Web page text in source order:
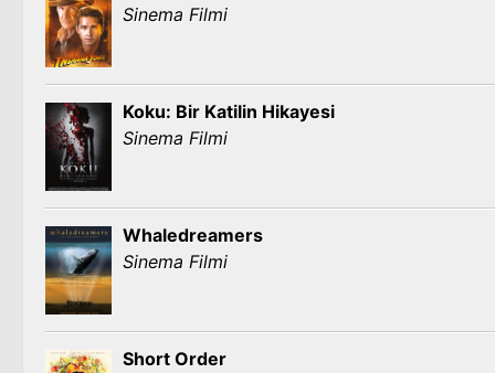
Sinema Filmi
Koku: Bir Katilin Hikayesi
Sinema Filmi
Whaledreamers
Sinema Filmi
Short Order